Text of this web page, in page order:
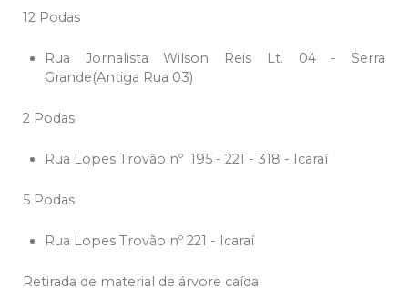
12 Podas
Rua Jornalista Wilson Reis Lt. 04 - Serra
Grande(Antiga Rua 03)
2 Podas
Rua Lopes Trovão nº 195 - 221 - 318 - Icaraí
5 Podas
Rua Lopes Trovão nº 221 - Icaraí
Retirada de material de árvore caída